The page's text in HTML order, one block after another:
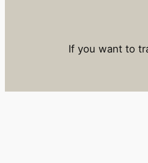
If you want to